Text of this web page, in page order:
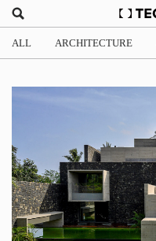
ALL ARCHITECTURE